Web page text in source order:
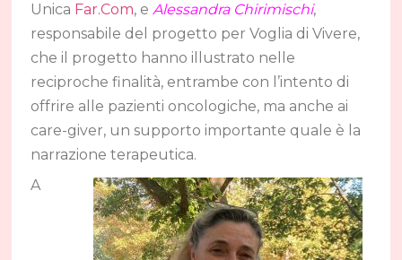
Unica Far.Com, eAlessandra Chirimischi,
responsabile del progetto per Voglia di Vivere,
che il progetto hanno illustrato nelle
reciproche finalità, entrambe con l’intento di
offrire alle pazienti oncologiche, ma anche ai
care-giver, un supporto importante quale è la
narrazione terapeutica.
A